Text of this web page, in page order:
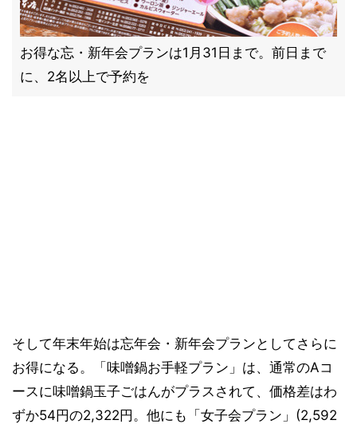
お得な忘・新年会プランは1月31日まで。前日まで
に、2名以上で予約を
そして年末年始は忘年会・新年会プランとしてさらに
お得になる。「味噌鍋お手軽プラン」は、通常のAコ
ースに味噌鍋玉子ごはんがプラスされて、価格差はわ
ずか54円の2,322円。他にも「女子会プラン」(2,592